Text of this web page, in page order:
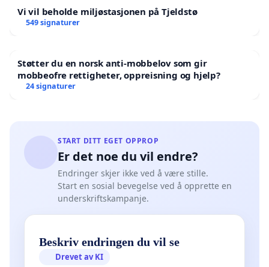
Vi vil beholde miljøstasjonen på Tjeldstø
549 signaturer
Støtter du en norsk anti-mobbelov som gir
mobbeofre rettigheter, oppreisning og hjelp?
24 signaturer
START DITT EGET OPPROP
Er det noe du vil endre?
Endringer skjer ikke ved å være stille.
Start en sosial bevegelse ved å opprette en
underskriftskampanje.
Beskriv endringen du vil se
Drevet av KI